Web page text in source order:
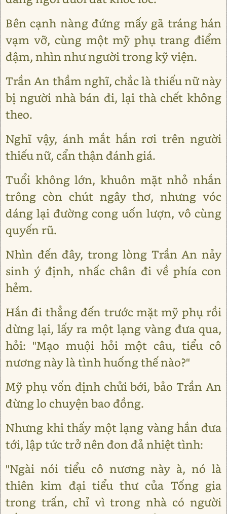
Bên cạnh nàng đứng mấy gã tráng hán
vạm vỡ, cùng một mỹ phụ trang điểm
đậm, nhìn như người trong kỹ viện.
Trần An thầm nghĩ, chắc là thiếu nữ này
bị người nhà bán đi, lại thà chết không
theo.
Nghĩ vậy, ánh mắt hắn rơi trên người
thiếu nữ, cẩn thận đánh giá.
Tuổi không lớn, khuôn mặt nhỏ nhắn
trông còn chút ngây thơ, nhưng vóc
dáng lại đường cong uốn lượn, vô cùng
quyến rũ.
Nhìn đến đây, trong lòng Trần An nảy
sinh ý định, nhấc chân đi về phía con
hẻm.
Hắn đi thẳng đến trước mặt mỹ phụ rồi
dừng lại, lấy ra một lạng vàng đưa qua,
hỏi: "Mạo muội hỏi một câu, tiểu cô
nương này là tình huống thế nào?"
Mỹ phụ vốn định chửi bới, bảo Trần An
đừng lo chuyện bao đồng.
Nhưng khi thấy một lạng vàng hắn đưa
tới, lập tức trở nên đon đả nhiệt tình:
"Ngài nói tiểu cô nương này à, nó là
thiên kim đại tiểu thư của Tống gia
trong trấn, chỉ vì trong nhà có người